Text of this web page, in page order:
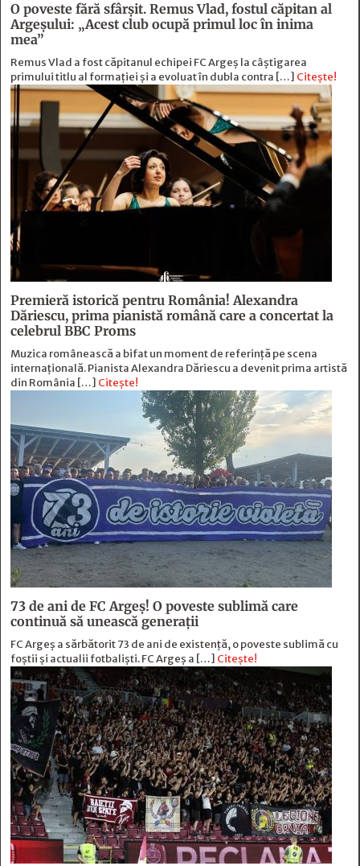
O poveste fără sfârşit. Remus Vlad, fostul căpitan al
Argeşului: „Acest club ocupă primul loc în inima
mea”
Remus Vlad a fost căpitanul echipei FC Argeș la câștigarea
primului titlu al formației și a evoluat în dubla contra […] Citește!
Premieră istorică pentru România! Alexandra
Dăriescu, prima pianistă română care a concertat la
celebrul BBC Proms
Muzica românească a bifat un moment de referință pe scena
internațională. Pianista Alexandra Dăriescu a devenit prima artistă
din România […] Citește!
73 de ani de FC Argeş! O poveste sublimă care
continuă să unească generaţii
FC Argeș a sărbătorit 73 de ani de existență, o poveste sublimă cu
foștii și actualii fotbaliști. FC Argeș a […] Citește!